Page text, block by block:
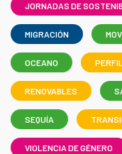
JORNADAS DE
MIGRACIÓN
OCEANO PERFIL
RENOVABLES
SEQUÍA
VIOLENCIA DE GÉNERO